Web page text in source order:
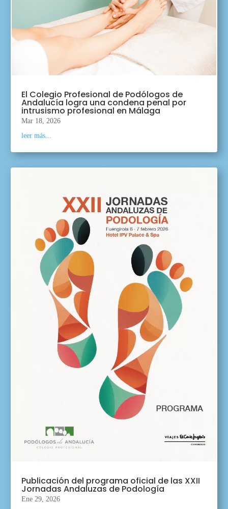
El Colegio Profesional de Podólogos de
Andalucía logra una condena penal por
intrusismo profesional en Málaga
Mar 18, 2026
leer más...
Publicación del programa oficial de las XXII
Jornadas Andaluzas de Podología
Ene 29, 2026